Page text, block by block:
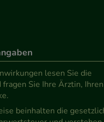
lesen Sie die
fragen Sie Ihre Ärztin,
beinhalten die